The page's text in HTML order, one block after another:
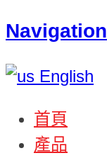
Navigation
English
首頁
產品